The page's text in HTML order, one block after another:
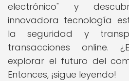
electrónico" y
innovadora tecnología
la seguridad y
transacciones online.
explorar el futuro del
Entonces, ¡sigue leyendo!